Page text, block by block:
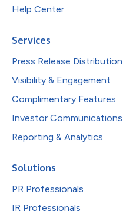
Help Center
Services
Press Release Distribution
Visibility & Engagement
Complimentary Features
Investor Communications
Reporting & Analytics
Solutions
PR Professionals
IR Professionals